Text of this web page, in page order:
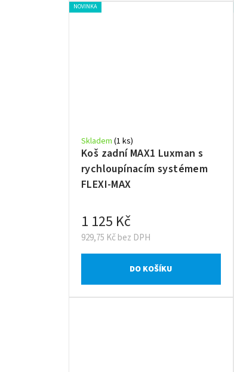
NOVINKA
Koš zadní MAX1 Luxman s
rychloupínacím systémem
FLEXI-MAX
Skladem (1 ks)
929,75 Kč bez DPH
1 125 Kč
DO KOŠÍKU